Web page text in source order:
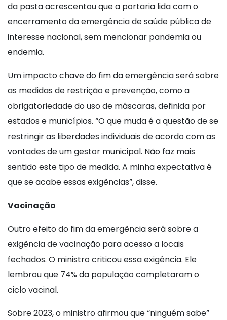
da pasta acrescentou que a portaria lida com o
encerramento da emergência de saúde pública de
interesse nacional, sem mencionar pandemia ou
endemia.
Um impacto chave do fim da emergência será sobre
as medidas de restrição e prevenção, como a
obrigatoriedade do uso de máscaras, definida por
estados e municípios. “O que muda é a questão de se
restringir as liberdades individuais de acordo com as
vontades de um gestor municipal. Não faz mais
sentido este tipo de medida. A minha expectativa é
que se acabe essas exigências”, disse.
Vacinação
Outro efeito do fim da emergência será sobre a
exigência de vacinação para acesso a locais
fechados. O ministro criticou essa exigência. Ele
lembrou que 74% da população completaram o
ciclo vacinal.
Sobre 2023, o ministro afirmou que “ninguém sabe”